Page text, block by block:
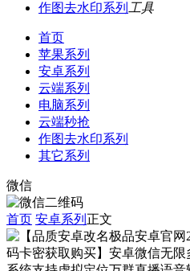
作图去水印系列 工具
首页
苹果系列
安卓系列
云端系列
电脑系列
云端秒抢
作图去水印系列
其它系列
微信
首页 安卓系列 正文